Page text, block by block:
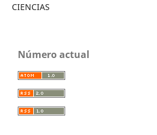
CIENCIAS
Número actual